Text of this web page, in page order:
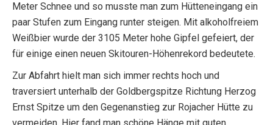
Meter Schnee und so musste man zum Hütteneingang ein
paar Stufen zum Eingang runter steigen. Mit alkoholfreiem
Weißbier wurde der 3105 Meter hohe Gipfel gefeiert, der
für einige einen neuen Skitouren-Höhenrekord bedeutete.
Zur Abfahrt hielt man sich immer rechts hoch und
traversiert unterhalb der Goldbergspitze Richtung Herzog
Ernst Spitze um den Gegenanstieg zur Rojacher Hütte zu